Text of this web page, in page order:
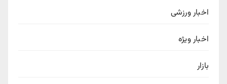
اخبار ورزشی
اخبار ویژه
بازار